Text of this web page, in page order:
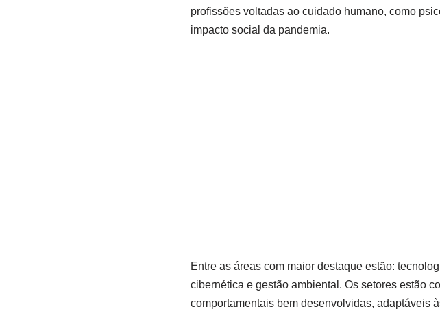
profissões voltadas ao cuidado humano, como
impacto social da pandemia.
Entre as áreas com maior destaque estão:
cibernética e gestão ambiental. Os setores estão
comportamentais bem desenvolvidas, adaptáveis